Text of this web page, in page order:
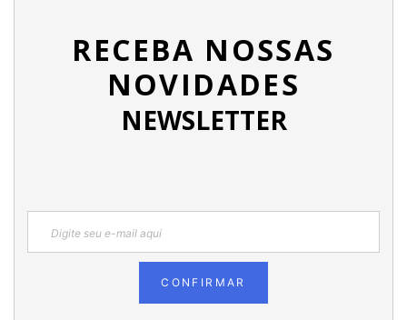
RECEBA NOSSAS
NOVIDADES
NEWSLETTER
CONFIRMAR